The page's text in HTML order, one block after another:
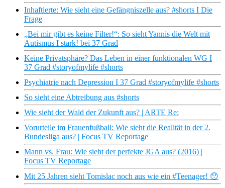
Inhaftierte: Wie sieht eine Gefängniszelle aus? #shorts I Die
Frage
„Bei mir gibt es keine Filter!“: So sieht Yannis die Welt mit
Autismus I stark! bei 37 Grad
Keine Privatsphäre? Das Leben in einer funktionalen WG I
37 Grad #storyofmylife #shorts
Psychiatrie nach Depression I 37 Grad #storyofmylife #shorts
So sieht eine Abtreibung aus #shorts
Wie sieht der Wald der Zukunft aus? | ARTE Re:
Vorurteile im Frauenfußball: Wie sieht die Realität in der 2.
Bundesliga aus? | Focus TV Reportage
Mann vs. Frau: Wie sieht der perfekte JGA aus? (2016) |
Focus TV Reportage
Mit 25 Jahren sieht Tomislac noch aus wie ein #Teenager! 😯